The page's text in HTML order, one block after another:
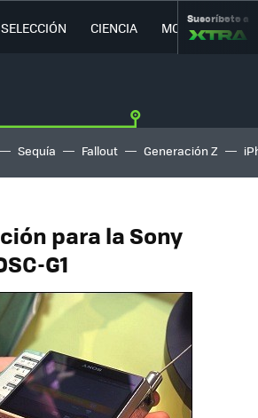
CIENCIA MOVILIDAD
Suscríbete a
Sequía Fallout Generación Z
para la Sony
G1